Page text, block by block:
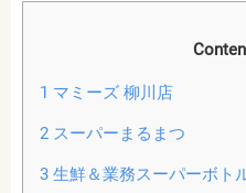
1 マミーズ 柳川店
2スーパーまるまつ
3生鮮＆業務スーパーボト